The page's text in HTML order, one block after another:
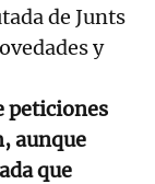
de Junts
y
peticiones
aunque
que